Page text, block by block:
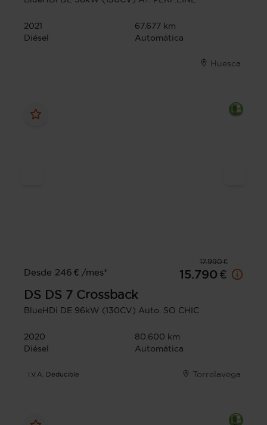
2021
67.677 km
Diésel
Automática
Huesca
17.990 €
Desde 246 € /mes*
15.790 €
DS DS 7 Crossback
BlueHDi DE 96kW (130CV) Auto. SO CHIC
2020
80.600 km
Diésel
Automática
I.V.A. Deducible Torrelavega